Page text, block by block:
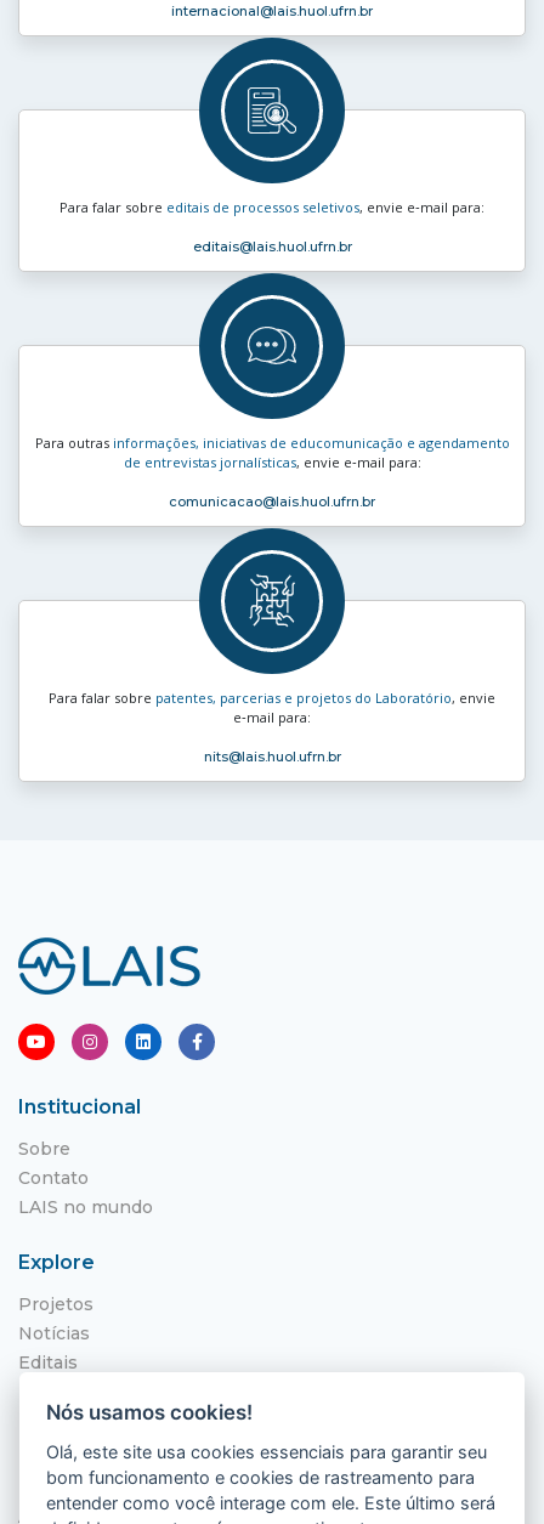
internacional@lais.huol.ufrn.br
Para falar sobre editais de processos seletivos, envie e‑mail para:
editais@lais.huol.ufrn.br
Para outras informações, iniciativas de educomunicação e agendamento
de entrevistas jornalísticas, envie e‑mail para:
comunicacao@lais.huol.ufrn.br
Para falar sobre patentes, parcerias e projetos do Laboratório, envie
e‑mail para:
nits@lais.huol.ufrn.br
Institucional
Sobre
Contato
LAIS no mundo
Explore
Projetos
Notícias
Editais
Localização
Hospital Universitário Onofre Lopes - HUOL
Av. Nilo Peçanha, 620 - Petrópolis
Nós usamos cookies!
Olá, este site usa cookies essenciais para garantir seu
bom funcionamento e cookies de rastreamento para
entender como você interage com ele. Este último será